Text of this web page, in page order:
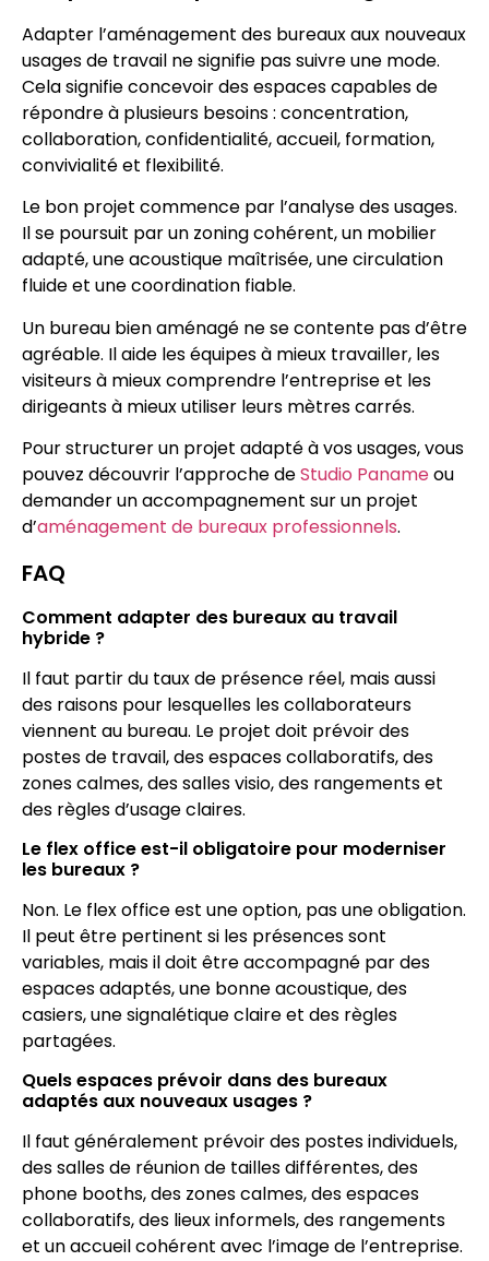
Adapter l’aménagement des bureaux aux nouveaux
usages de travail ne signifie pas suivre une mode.
Cela signifie concevoir des espaces capables de
répondre à plusieurs besoins : concentration,
collaboration, confidentialité, accueil, formation,
convivialité et flexibilité.
Le bon projet commence par l’analyse des usages.
Il se poursuit par un zoning cohérent, un mobilier
adapté, une acoustique maîtrisée, une circulation
fluide et une coordination fiable.
Un bureau bien aménagé ne se contente pas d’être
agréable. Il aide les équipes à mieux travailler, les
visiteurs à mieux comprendre l’entreprise et les
dirigeants à mieux utiliser leurs mètres carrés.
Pour structurer un projet adapté à vos usages, vous
pouvez découvrir l’approche deStudio Panameou
demander un accompagnement sur un projet
d’aménagement de bureaux professionnels.
FAQ
Comment adapter des bureaux au travail
hybride ?
Il faut partir du taux de présence réel, mais aussi
des raisons pour lesquelles les collaborateurs
viennent au bureau. Le projet doit prévoir des
postes de travail, des espaces collaboratifs, des
zones calmes, des salles visio, des rangements et
des règles d’usage claires.
Le flex office est-il obligatoire pour moderniser
les bureaux ?
Non. Le flex office est une option, pas une obligation.
Il peut être pertinent si les présences sont
variables, mais il doit être accompagné par des
espaces adaptés, une bonne acoustique, des
casiers, une signalétique claire et des règles
partagées.
Quels espaces prévoir dans des bureaux
adaptés aux nouveaux usages ?
Il faut généralement prévoir des postes individuels,
des salles de réunion de tailles différentes, des
phone booths, des zones calmes, des espaces
collaboratifs, des lieux informels, des rangements
et un accueil cohérent avec l’image de l’entreprise.